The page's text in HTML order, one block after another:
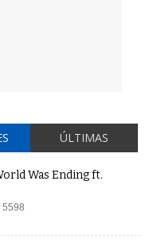
ÚLTIMAS
Was Ending ft.
5598